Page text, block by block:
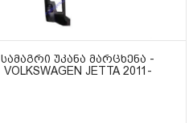
ᲡᲐᲛᲐᲒᲠᲘ ᲣᲙᲐᲜᲐ ᲛᲐᲠᲪᲮᲔᲜᲐ -
VOLKSWAGEN JETTA 2011-